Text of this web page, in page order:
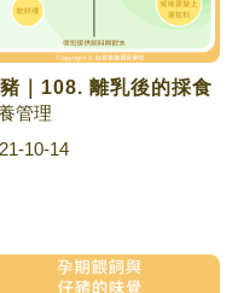
｜108. 離乳後的採食
管理
10-14